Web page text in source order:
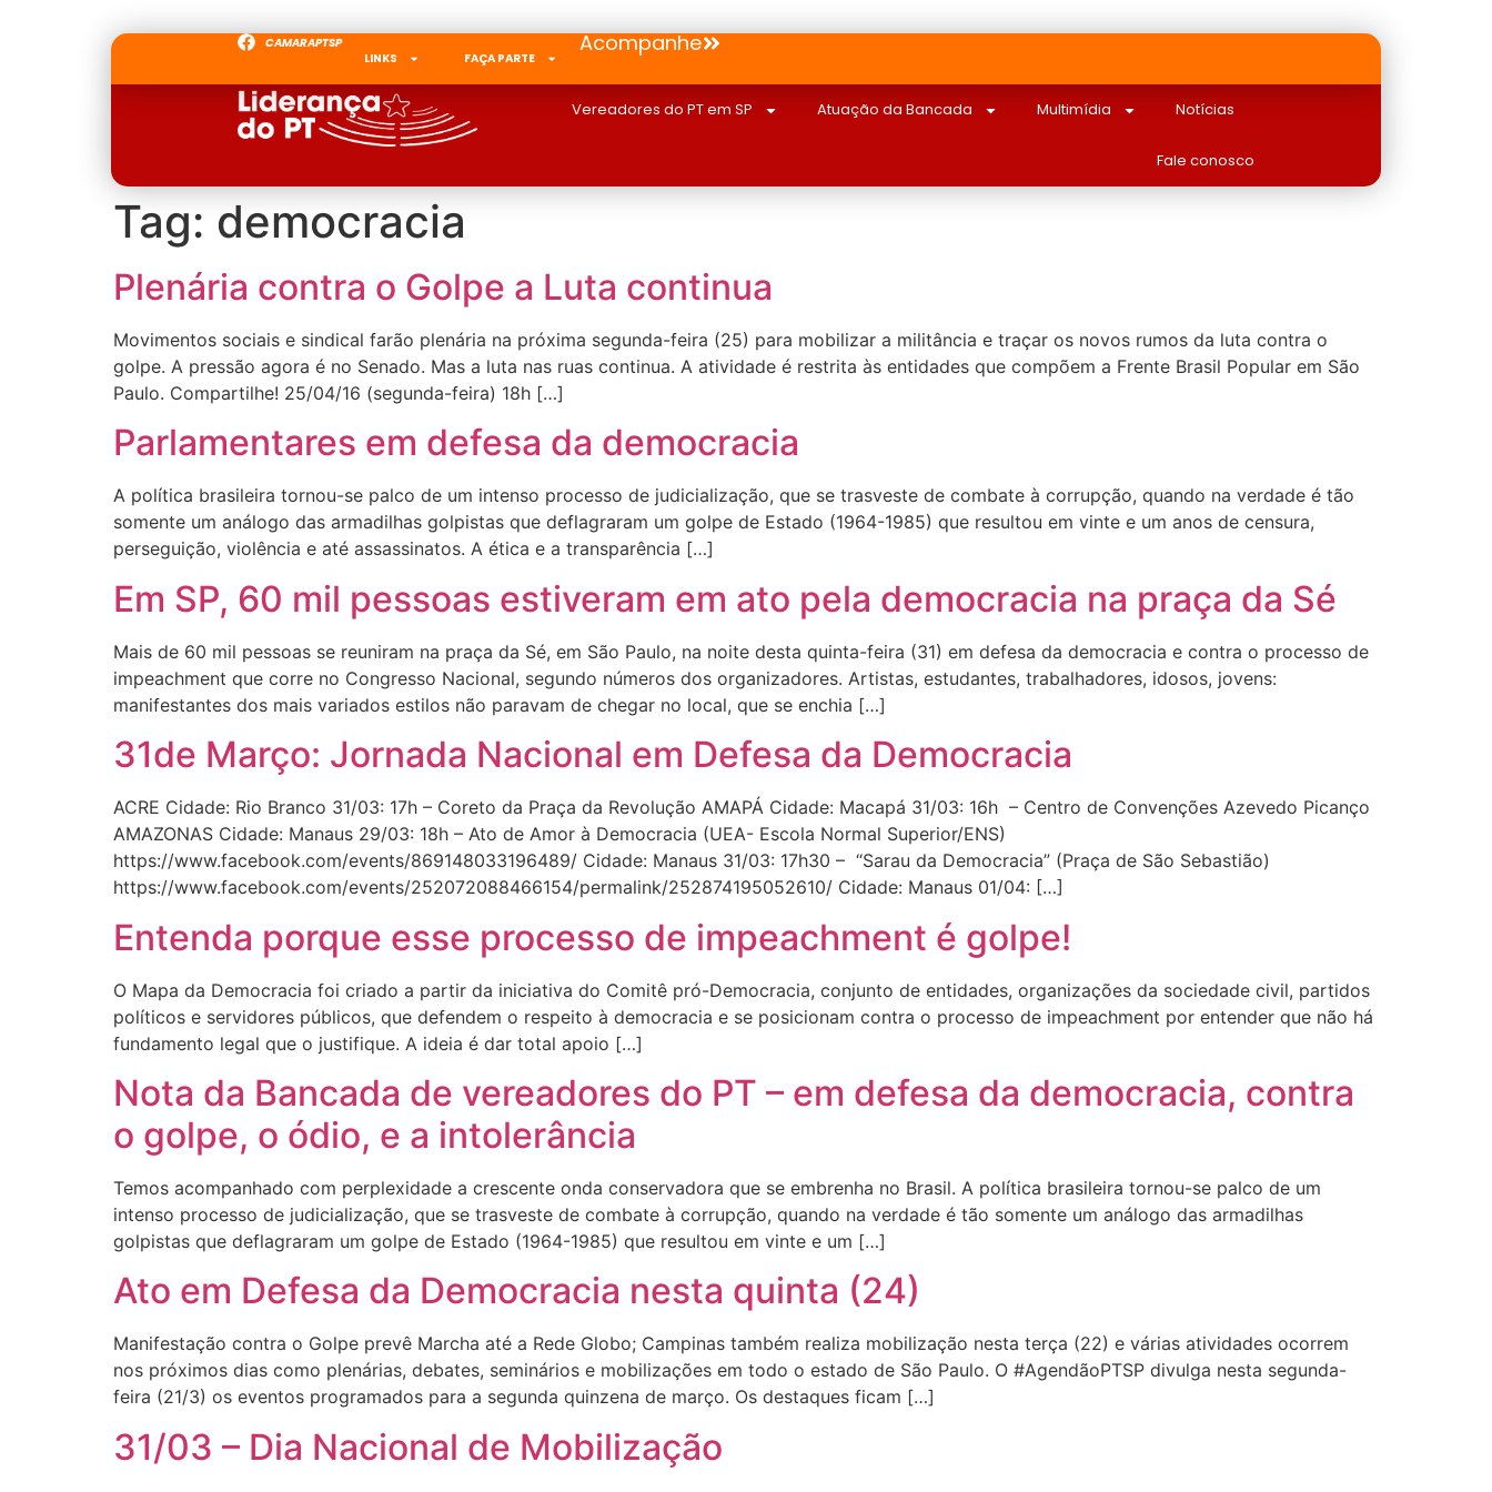
CAMARAPTSP
LINKS
FAÇA PARTE
Acompanhe
Vereadores do PT em SP Atuação da Bancada Multimídia Notícias
Fale conosco
Tag: democracia
Plenária contra o Golpe a Luta continua
Movimentos sociais e sindical farão plenária na próxima segunda-feira (25) para mobilizar a militância e traçar os novos rumos da luta contra o
golpe. A pressão agora é no Senado. Mas a luta nas ruas continua. A atividade é restrita às entidades que compõem a Frente Brasil Popular em São
Paulo. Compartilhe! 25/04/16 (segunda-feira) 18h […]
Parlamentares em defesa da democracia
A política brasileira tornou-se palco de um intenso processo de judicialização, que se trasveste de combate à corrupção, quando na verdade é tão
somente um análogo das armadilhas golpistas que deflagraram um golpe de Estado (1964-1985) que resultou em vinte e um anos de censura,
perseguição, violência e até assassinatos. A ética e a transparência […]
Em SP, 60 mil pessoas estiveram em ato pela democracia na praça da Sé
Mais de 60 mil pessoas se reuniram na praça da Sé, em São Paulo, na noite desta quinta-feira (31) em defesa da democracia e contra o processo de
impeachment que corre no Congresso Nacional, segundo números dos organizadores. Artistas, estudantes, trabalhadores, idosos, jovens:
manifestantes dos mais variados estilos não paravam de chegar no local, que se enchia […]
31de Março: Jornada Nacional em Defesa da Democracia
ACRE Cidade: Rio Branco 31/03: 17h – Coreto da Praça da Revolução AMAPÁ Cidade: Macapá 31/03: 16h – Centro de Convenções Azevedo Picanço
AMAZONAS Cidade: Manaus 29/03: 18h – Ato de Amor à Democracia (UEA- Escola Normal Superior/ENS)
https://www.facebook.com/events/869148033196489/ Cidade: Manaus 31/03: 17h30 – “Sarau da Democracia” (Praça de São Sebastião)
https://www.facebook.com/events/252072088466154/permalink/252874195052610/ Cidade: Manaus 01/04: […]
Entenda porque esse processo de impeachment é golpe!
O Mapa da Democracia foi criado a partir da iniciativa do Comitê pró-Democracia, conjunto de entidades, organizações da sociedade civil, partidos
políticos e servidores públicos, que defendem o respeito à democracia e se posicionam contra o processo de impeachment por entender que não há
fundamento legal que o justifique. A ideia é dar total apoio […]
Nota da Bancada de vereadores do PT – em defesa da democracia, contra
o golpe, o ódio, e a intolerância
Temos acompanhado com perplexidade a crescente onda conservadora que se embrenha no Brasil. A política brasileira tornou-se palco de um
intenso processo de judicialização, que se trasveste de combate à corrupção, quando na verdade é tão somente um análogo das armadilhas
golpistas que deflagraram um golpe de Estado (1964-1985) que resultou em vinte e um […]
Ato em Defesa da Democracia nesta quinta (24)
Manifestação contra o Golpe prevê Marcha até a Rede Globo; Campinas também realiza mobilização nesta terça (22) e várias atividades ocorrem
nos próximos dias como plenárias, debates, seminários e mobilizações em todo o estado de São Paulo. O #AgendãoPTSP divulga nesta segunda-
feira (21/3) os eventos programados para a segunda quinzena de março. Os destaques ficam […]
31/03 – Dia Nacional de Mobilização